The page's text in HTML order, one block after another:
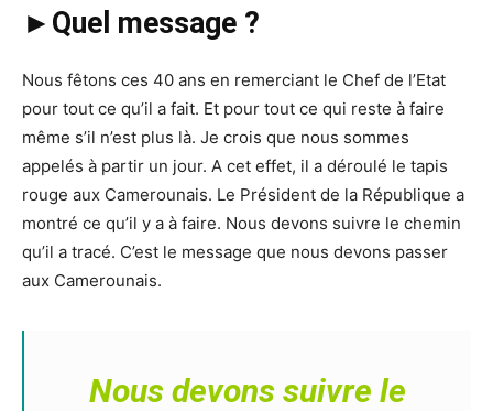
►Quel message ?
Nous fêtons ces 40 ans en remerciant le Chef de l’Etat
pour tout ce qu’il a fait. Et pour tout ce qui reste à faire
même s’il n’est plus là. Je crois que nous sommes
appelés à partir un jour. A cet effet, il a déroulé le tapis
rouge aux Camerounais. Le Président de la République a
montré ce qu’il y a à faire. Nous devons suivre le chemin
qu’il a tracé. C’est le message que nous devons passer
aux Camerounais.
Nous devons suivre le